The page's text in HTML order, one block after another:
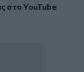
στοYouTube